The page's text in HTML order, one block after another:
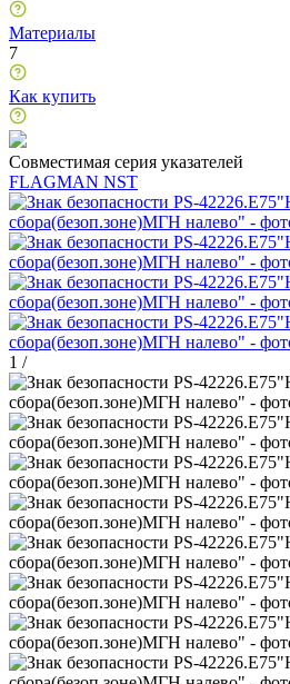
Материалы
7
Как купить
Совместимая серия указателей
FLAGMAN NST
1 /